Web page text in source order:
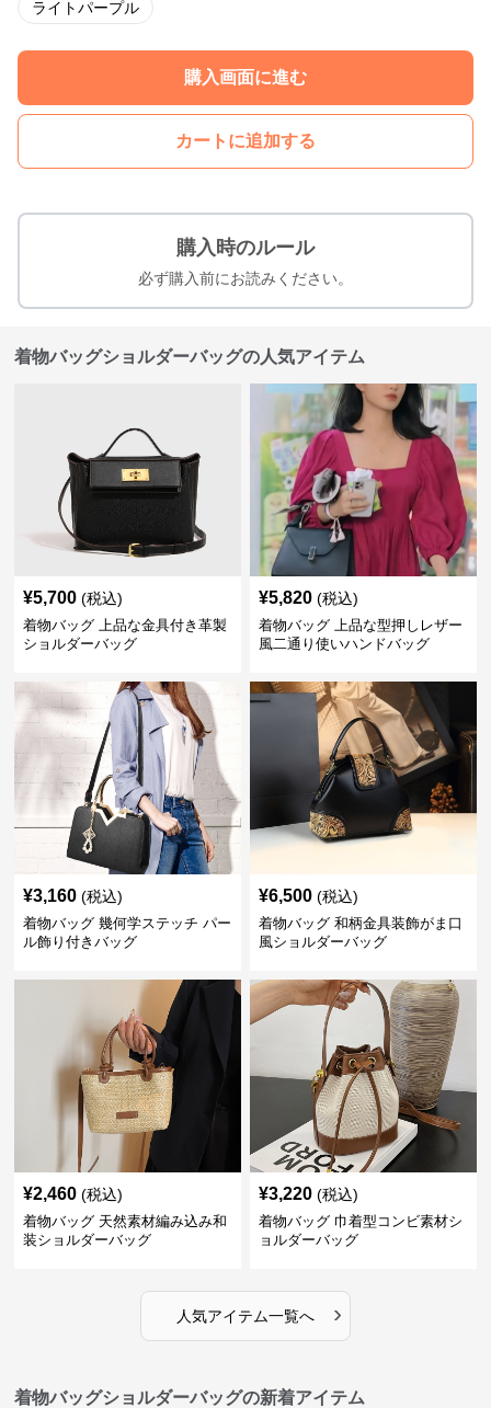
ライトパープル
購入画面に進む
カートに追加する
購入時のルール
必ず購入前にお読みください。
着物バッグショルダーバッグの人気アイテム
¥5,700 (税込)
着物バッグ 上品な金具付き革製
ショルダーバッグ
¥5,820 (税込)
着物バッグ 上品な型押しレザー
風二通り使いハンドバッグ
¥3,160 (税込)
着物バッグ 幾何学ステッチ パー
ル飾り付きバッグ
¥6,500 (税込)
着物バッグ 和柄金具装飾がま口
風ショルダーバッグ
¥2,460 (税込)
着物バッグ 天然素材編み込み和
装ショルダーバッグ
¥3,220 (税込)
着物バッグ 巾着型コンビ素材シ
ョルダーバッグ
人気アイテム一覧へ ›
着物バッグショルダーバッグの新着アイテム